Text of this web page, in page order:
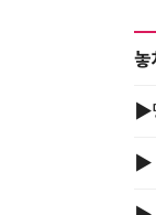
놓
▶
▶